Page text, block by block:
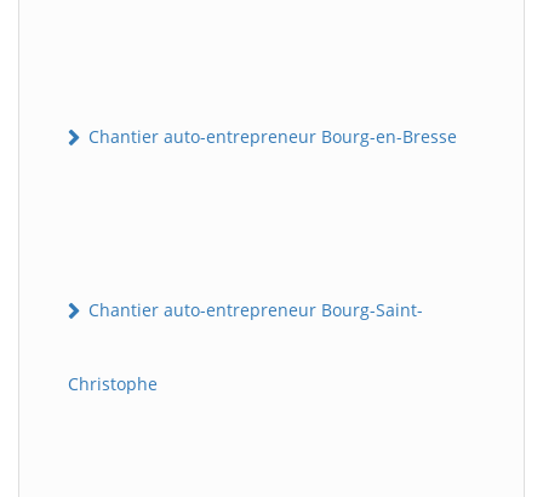
Chantier auto-entrepreneur Bourg-en-Bresse
Chantier auto-entrepreneur Bourg-Saint-
Christophe